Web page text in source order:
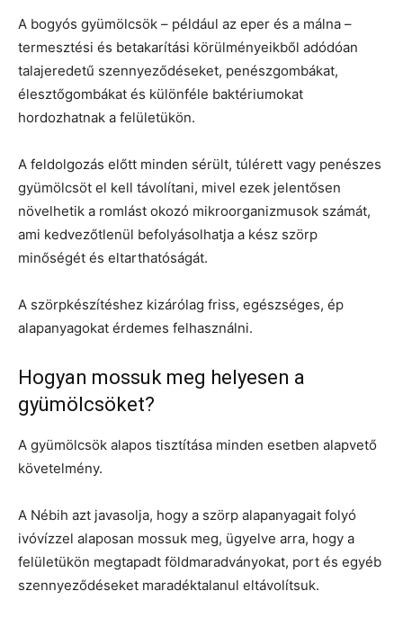
A bogyós gyümölcsök – például az eper és a málna –
termesztési és betakarítási körülményeikből adódóan
talajeredetű szennyeződéseket, penészgombákat,
élesztőgombákat és különféle baktériumokat
hordozhatnak a felületükön.
A feldolgozás előtt minden sérült, túlérett vagy penészes
gyümölcsöt el kell távolítani, mivel ezek jelentősen
növelhetik a romlást okozó mikroorganizmusok számát,
ami kedvezőtlenül befolyásolhatja a kész szörp
minőségét és eltarthatóságát.
A szörpkészítéshez kizárólag friss, egészséges, ép
alapanyagokat érdemes felhasználni.
Hogyan mossuk meg helyesen a
gyümölcsöket?
A gyümölcsök alapos tisztítása minden esetben alapvető
követelmény.
A Nébih azt javasolja, hogy a szörp alapanyagait folyó
ivóvízzel alaposan mossuk meg, ügyelve arra, hogy a
felületükön megtapadt földmaradványokat, port és egyéb
szennyeződéseket maradéktalanul eltávolítsuk.